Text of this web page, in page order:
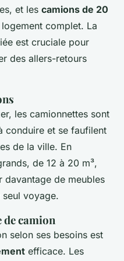
et les camions de 20
complet. La
est cruciale pour
des allers-retours
les camionnettes sont
conduire et se faufilent
de la ville. En
de 12 à 20 m³,
davantage de meubles
seul voyage.
de camion
selon ses besoins est
efficace. Les